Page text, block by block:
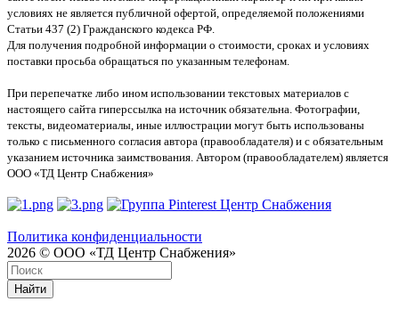
условиях не является публичной офертой, определяемой положениями
Статьи 437 (2) Гражданского кодекса РФ.
Для получения подробной информации о стоимости, сроках и условиях
поставки просьба обращаться по указанным телефонам.
При перепечатке либо ином использовании текстовых материалов с
настоящего сайта гиперссылка на источник обязательна. Фотографии,
тексты, видеоматериалы, иные иллюстрации могут быть использованы
только с письменного согласия автора (правообладателя) и с обязательным
указанием источника заимствования. Автором (правообладателем) является
ООО «ТД Центр Снабжения»
Политика конфиденциальности
2026 © ООО «ТД Центр Снабжения»
Найти